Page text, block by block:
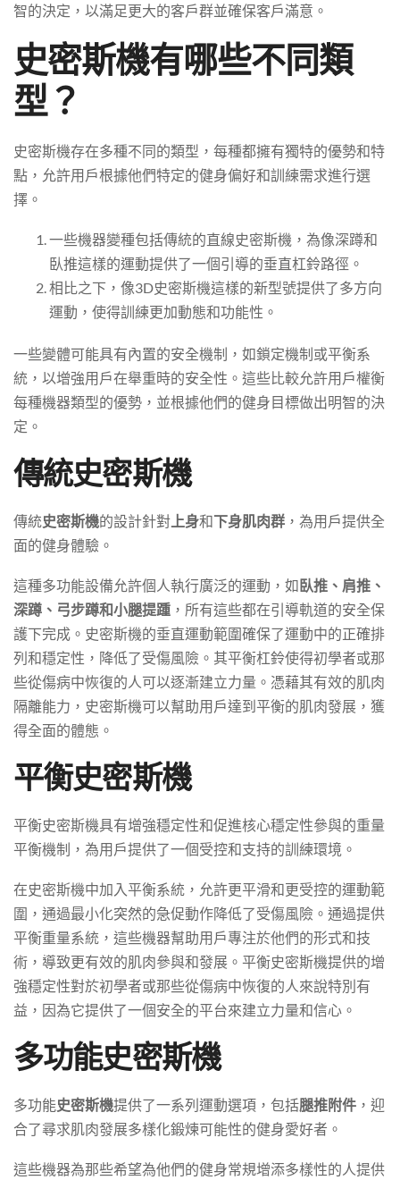
智的決定，以滿足更大的客戶群並確保客戶滿意。
史密斯機有哪些不同類
型？
史密斯機存在多種不同的類型，每種都擁有獨特的優勢和特
點，允許用戶根據他們特定的健身偏好和訓練需求進行選
擇。
一些機器變種包括傳統的直線史密斯機，為像深蹲和
臥推這樣的運動提供了一個引導的垂直杠鈴路徑。
相比之下，像3D史密斯機這樣的新型號提供了多方向
運動，使得訓練更加動態和功能性。
一些變體可能具有內置的安全機制，如鎖定機制或平衡系
統，以增強用戶在舉重時的安全性。這些比較允許用戶權衡
每種機器類型的優勢，並根據他們的健身目標做出明智的決
定。
傳統史密斯機
傳統史密斯機的設計針對 上身和下身肌肉群 ，為用戶提供全
面的健身體驗。
這種多功能設備允許個人執行廣泛的運動，如臥推、肩推、
深蹲、弓步蹲和小腿提踵 ，所有這些都在引導軌道的安全保
護下完成。史密斯機的垂直運動範圍確保了運動中的正確排
列和穩定性，降低了受傷風險。其平衡杠鈴使得初學者或那
些從傷病中恢復的人可以逐漸建立力量。憑藉其有效的肌肉
隔離能力，史密斯機可以幫助用戶達到平衡的肌肉發展，獲
得全面的體態。
平衡史密斯機
平衡史密斯機具有增強穩定性和促進核心穩定性參與的重量
平衡機制，為用戶提供了一個受控和支持的訓練環境。
在史密斯機中加入平衡系統，允許更平滑和更受控的運動範
圍，通過最小化突然的急促動作降低了受傷風險。通過提供
平衡重量系統，這些機器幫助用戶專注於他們的形式和技
術，導致更有效的肌肉參與和發展。平衡史密斯機提供的增
強穩定性對於初學者或那些從傷病中恢復的人來說特別有
益，因為它提供了一個安全的平台來建立力量和信心。
多功能史密斯機
多功能史密斯機提供了一系列運動選項，包括腿推附件 ，迎
合了尋求肌肉發展多樣化鍛煉可能性的健身愛好者。
這些機器為那些希望為他們的健身常規增添多樣性的人提供